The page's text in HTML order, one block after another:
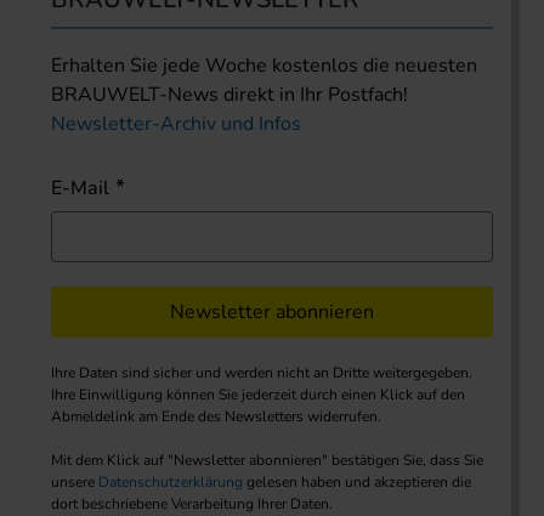
Erhalten Sie jede Woche kostenlos die neuesten
BRAUWELT-News direkt in Ihr Postfach!
Newsletter-Archiv und Infos
E-Mail
Newsletter abonnieren
Ihre Daten sind sicher und werden nicht an Dritte weitergegeben.
Ihre Einwilligung können Sie jederzeit durch einen Klick auf den
Abmeldelink am Ende des Newsletters widerrufen.
Mit dem Klick auf "Newsletter abonnieren" bestätigen Sie, dass Sie
unsere Datenschutzerklärung gelesen haben und akzeptieren die
dort beschriebene Verarbeitung Ihrer Daten.